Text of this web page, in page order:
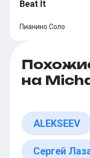
Beat It
Пианино.Соло
на
ALEKSEEV
Сергей